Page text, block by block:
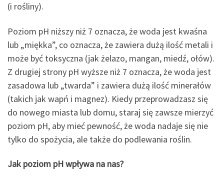
(i rośliny).
Poziom pH niższy niż 7 oznacza, że woda jest kwaśna
lub „miękka”, co oznacza, że zawiera dużą ilość metali i
może być toksyczna (jak żelazo, mangan, miedź, ołów).
Z drugiej strony pH wyższe niż 7 oznacza, że woda jest
zasadowa lub „twarda” i zawiera dużą ilość minerałów
(takich jak wapń i magnez). Kiedy przeprowadzasz się
do nowego miasta lub domu, staraj się zawsze mierzyć
poziom pH, aby mieć pewność, że woda nadaje się nie
tylko do spożycia, ale także do podlewania roślin.
Jak poziom pH wpływa na nas?